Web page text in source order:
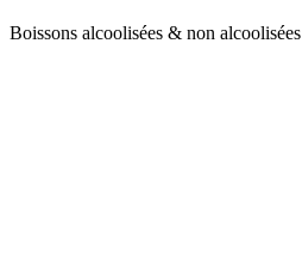
Boissons alcoolisées & non alcoolisées